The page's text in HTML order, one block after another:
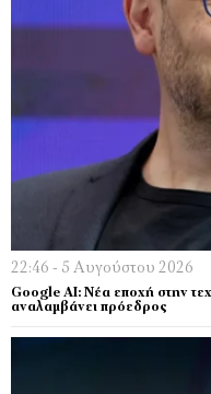
22:46 - 5 Αυγούστου 2026
Google AI: Νέα εποχή στην
αναλαμβάνει πρόεδρος